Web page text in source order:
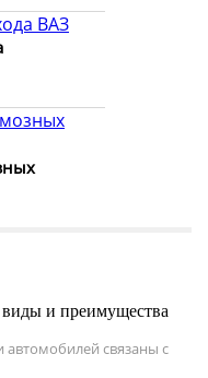
и преимущества
связаны с